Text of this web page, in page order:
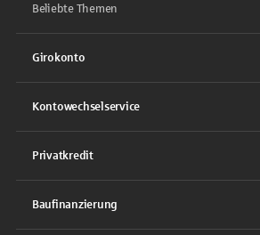
Beliebte Themen
Girokonto
Kontowechselservice
Privatkredit
Baufinanzierung